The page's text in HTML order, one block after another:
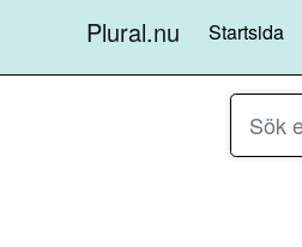
Plural.nu Startsida